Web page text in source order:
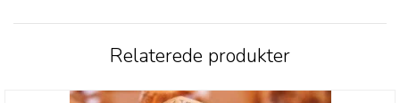
Relaterede produkter